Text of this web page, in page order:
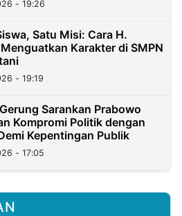
- 19:26
Satu Misi: Cara H.
Karakter di SMPN
- 19:19
Sarankan Prabowo
Kompromi Politik dengan
Kepentingan Publik
- 17:05